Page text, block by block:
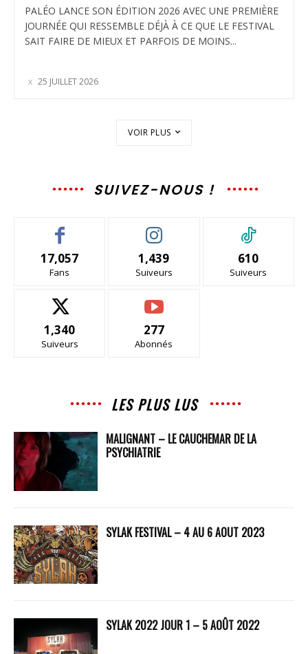
PALÉO LANCE SON ÉDITION 2026 AVEC UNE PREMIÈRE
JOURNÉE QUI RESSEMBLE DÉJÀ À CE QUE LE FESTIVAL
SAIT FAIRE DE MIEUX ET PARFOIS DE MOINS...
25 JUILLET 2026
VOIR PLUS
SUIVEZ-NOUS !
17,057
Fans
1,439
Suiveurs
610
Suiveurs
1,340
Suiveurs
277
Abonnés
LES PLUS LUS
MALIGNANT – LE CAUCHEMAR DE LA
PSYCHIATRIE
SYLAK FESTIVAL – 4 AU 6 AOUT 2023
SYLAK 2022 JOUR 1 – 5 AOÛT 2022